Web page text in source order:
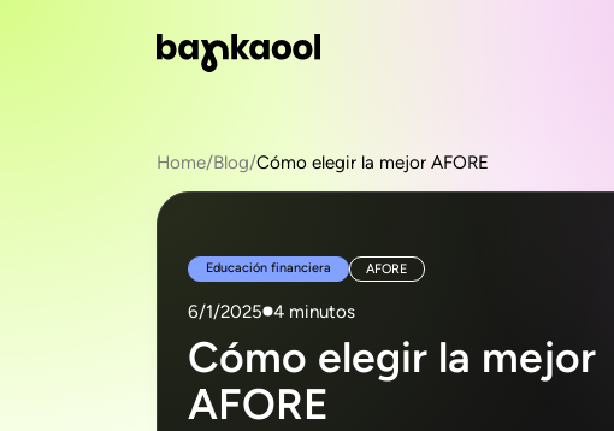
Home/Blog/Cómo elegir la mejor AFORE
Educación financiera AFORE
6/1/2025 4 minutos
Cómo elegir la mejor
AFORE